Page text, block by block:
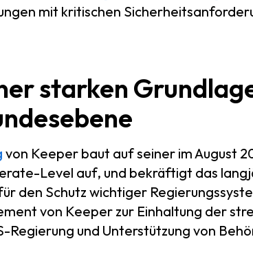
mit kritischen
starken
von Keeper baut auf seiner im August
Level auf, und bekräftigt das
den Schutz wichtiger
von Keeper zur Einhaltung der
Regierung und Unterstützung von